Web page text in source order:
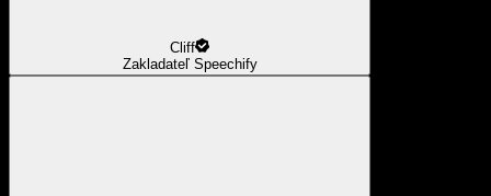
Cliff
Zakladateľ Speechify